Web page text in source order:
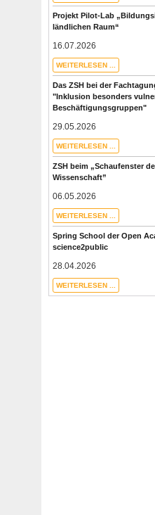
Projekt Pilot-Lab
ländlichen Raum“
16.07.2026
WEITERLESEN ...
Das ZSH bei der
"Inklusion besonders
Beschäftigungsgruppen"
29.05.2026
WEITERLESEN ...
ZSH beim „Schaufenster
Wissenschaft”
06.05.2026
WEITERLESEN ...
Spring School der Open
science2public
28.04.2026
WEITERLESEN ...